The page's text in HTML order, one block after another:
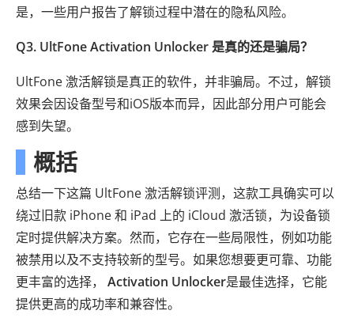
是，一些用户报告了解锁过程中潜在的隐私风险。
Q3. UltFone Activation Unlocker 是真的还是骗局？
UltFone 激活解锁是真正的软件，并非骗局。不过，解锁
效果会因设备型号和iOS版本而异，因此部分用户可能会
感到失望。
概括
总结一下这篇 UltFone 激活解锁评测，这款工具确实可以
绕过旧款 iPhone 和 iPad 上的 iCloud 激活锁，为设备锁
定时提供解决方案。然而，它存在一些局限性，例如功能
被禁用以及不支持较新的型号。如果您想要更可靠、功能
更丰富的选择， Activation Unlocker是最佳选择，它能
提供更高的成功率和兼容性。